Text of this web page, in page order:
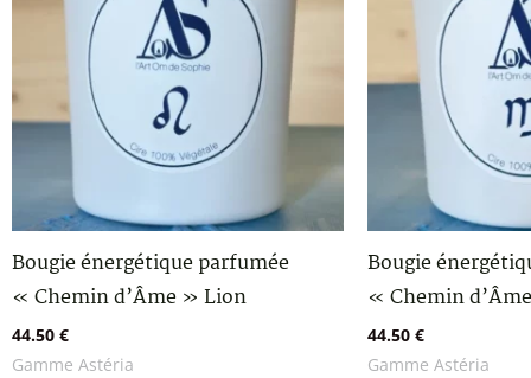
Bougie énergétique parfumée
« Chemin d’Âme » Lion
44.50 €
Gamme Astéria
Bougie
« Chemin
44.50 €
Gamme Astéria